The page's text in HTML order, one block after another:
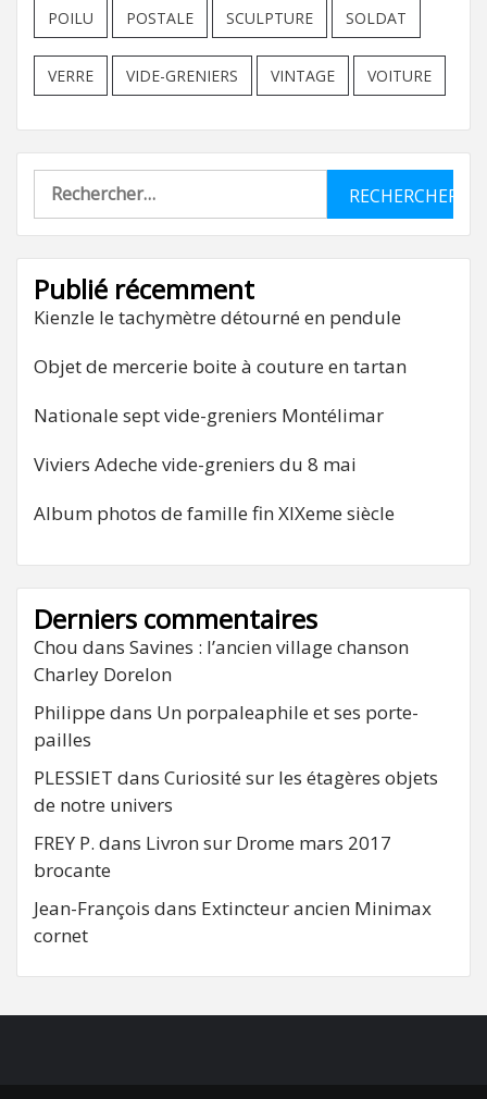
POILU POSTALE SCULPTURE SOLDAT
VERRE VIDE-GRENIERS VINTAGE VOITURE
Rechercher :
Publié récemment
Kienzle le tachymètre détourné en pendule
Objet de mercerie boite à couture en tartan
Nationale sept vide-greniers Montélimar
Viviers Adeche vide-greniers du 8 mai
Album photos de famille fin XIXeme siècle
Derniers commentaires
Chou dans Savines : l’ancien village chanson
Charley Dorelon
Philippe dans Un porpaleaphile et ses porte-
pailles
PLESSIET dans Curiosité sur les étagères objets
de notre univers
FREY P. dans Livron sur Drome mars 2017
brocante
Jean-François dans Extincteur ancien Minimax
cornet